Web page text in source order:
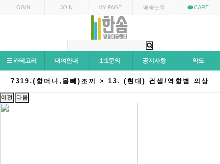
LOGIN JOIN MY PAGE 배송조회 CART
카테고리 대여안내 1:1문의 공지사항 약도
7319.(할머니,몸빼)조끼 > 13. (현대) 컨셉/역할별 의상
이전 다음